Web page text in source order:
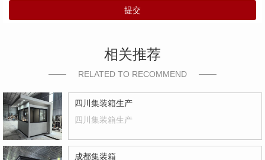
提交
相关推荐
RELATED TO RECOMMEND
四川集装箱生产
四川集装箱生产
成都集装箱